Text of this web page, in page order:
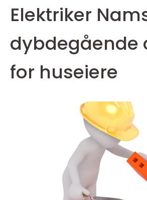
Elektriker
dybdegående
for huseiere